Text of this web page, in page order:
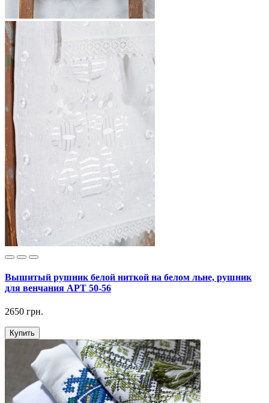
Вышитый рушник белой ниткой на белом льне, рушник
для венчания АРТ 50-56
2650 грн.
Купить